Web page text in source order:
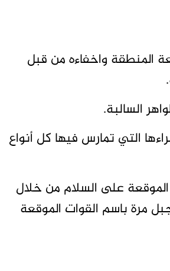
المنطقة واخفاءه من قبل
السالبة.
التي تمارس فيها كل أنواع
على السلام من خلال
مرة باسم القوات الموقعة